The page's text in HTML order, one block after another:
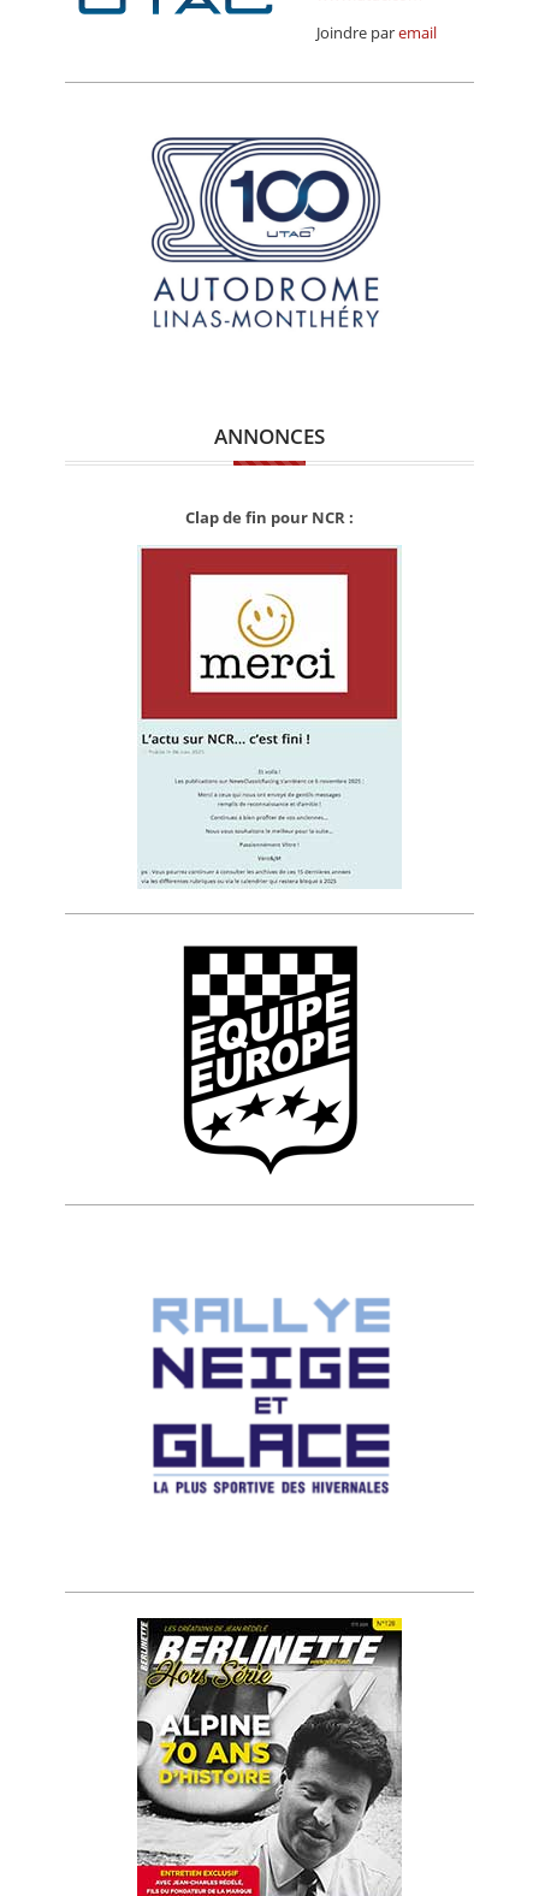
Joindre paremail
ANNONCES
Clap de fin pour NCR :